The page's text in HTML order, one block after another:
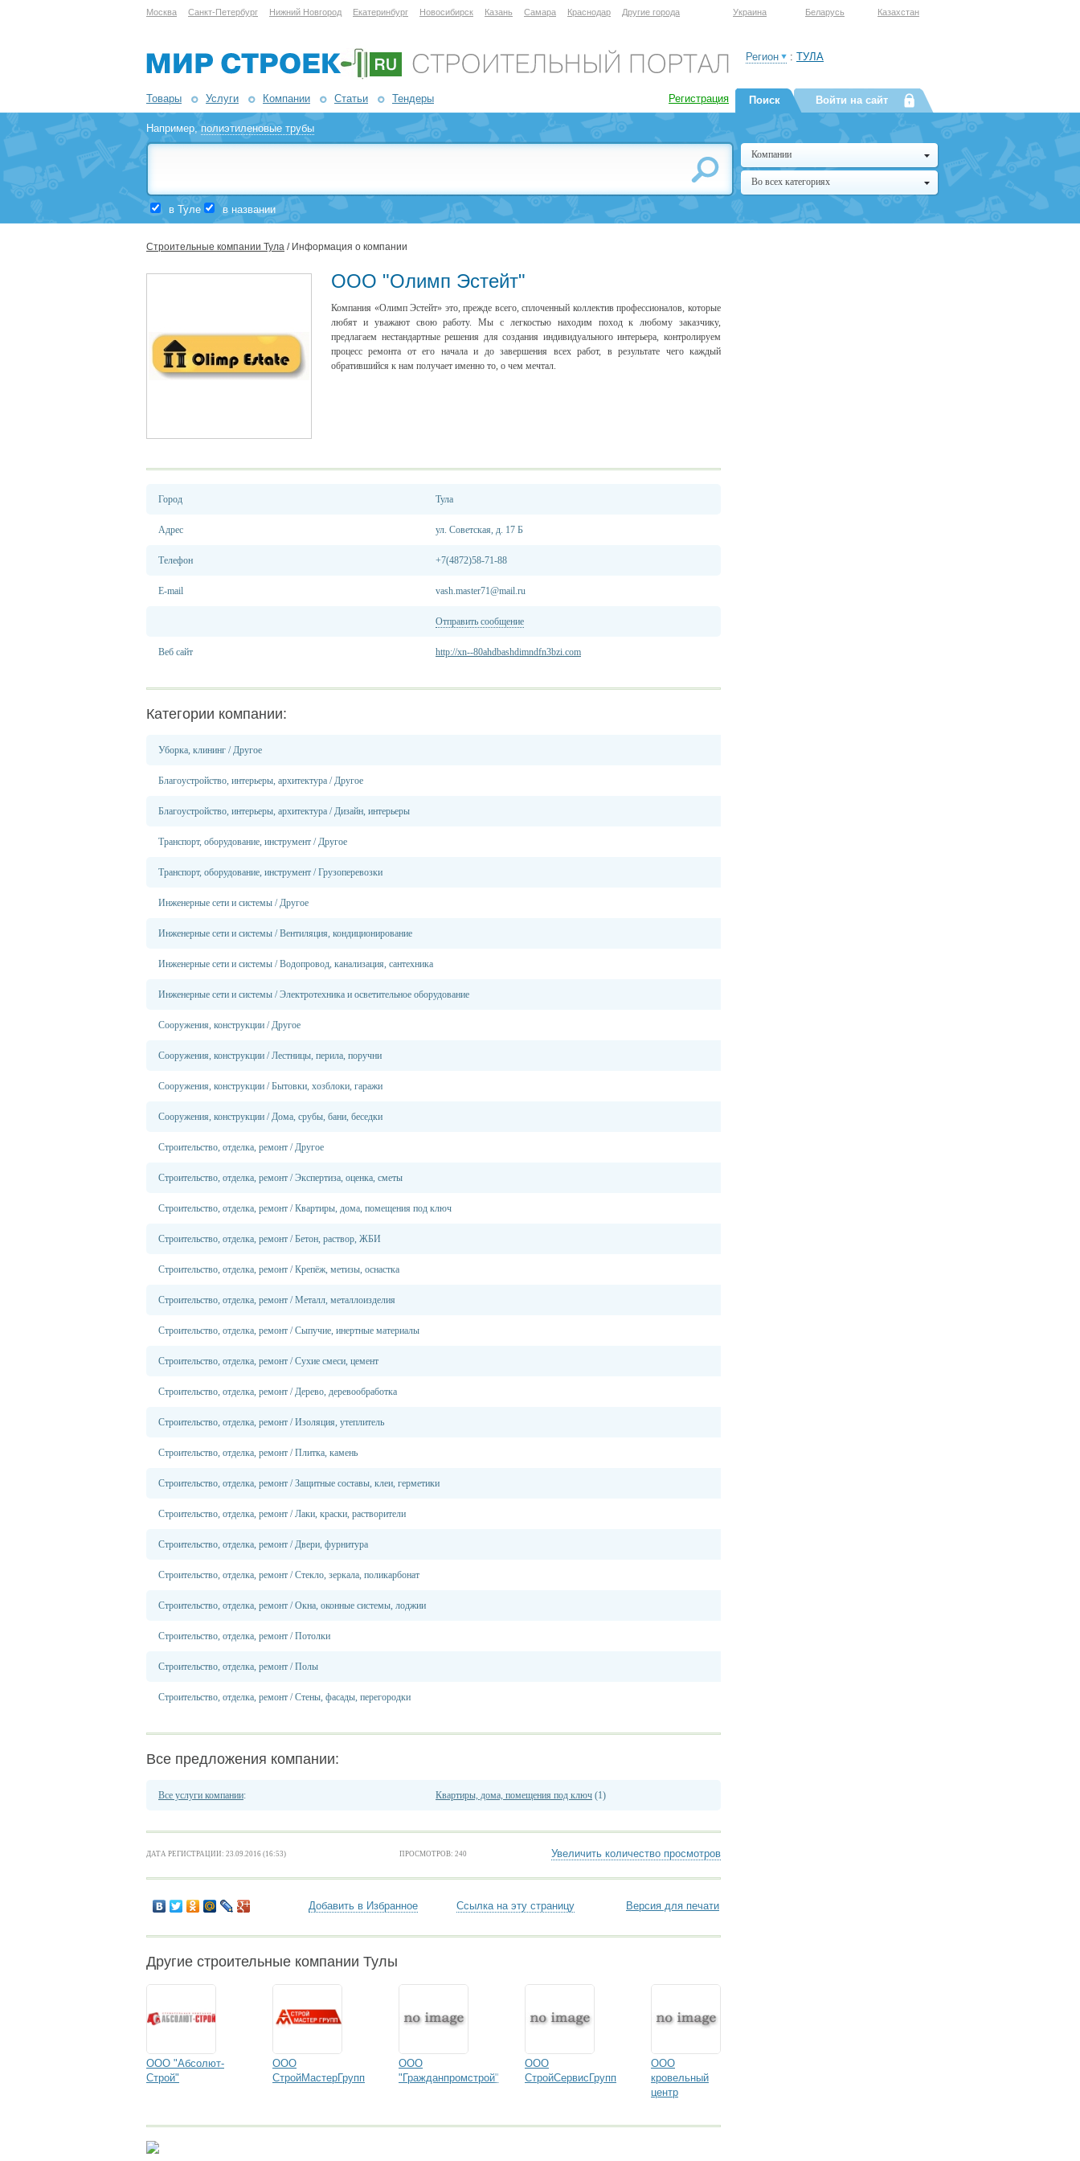
Москва Санкт-Петербург Нижний Новгород Екатеринбург Новосибирск Казань Самара Краснодар Другие города Украина Беларусь Казахстан
Товары Услуги Компании Статьи Тендеры Регистрация
Регион : ТУЛА
Например,полиэтиленовые трубы
в Туле в названии
Поиск Войти на сайт
Компании
Во всех категориях
Строительные компании Тула / Информация о компании
ООО "Олимп Эстейт"
Компания «Олимп Эстейт» это, прежде всего, сплоченный коллектив профессионалов, которые
любят и уважают свою работу. Мы с легкостью находим поход к любому заказчику,
предлагаем нестандартные решения для создания индивидуального интерьера, контролируем
процесс ремонта от его начала и до завершения всех работ, в результате чего каждый
обратившийся к нам получает именно то, о чем мечтал.
Город Тула
Адрес ул. Советская, д. 17 Б
Телефон +7(4872)58-71-88
E-mail vash.master71@mail.ru
Отправить сообщение
Веб сайт http://xn--80ahdbashdimndfn3bzi.com
Категории компании:
Уборка, клининг /Другое
Благоустройство, интерьеры, архитектура /Другое
Благоустройство, интерьеры, архитектура /Дизайн, интерьеры
Транспорт, оборудование, инструмент /Другое
Транспорт, оборудование, инструмент /Грузоперевозки
Инженерные сети и системы /Другое
Инженерные сети и системы /Вентиляция, кондиционирование
Инженерные сети и системы /Водопровод, канализация, сантехника
Инженерные сети и системы /Электротехника и осветительное оборудование
Сооружения, конструкции /Другое
Сооружения, конструкции /Лестницы, перила, поручни
Сооружения, конструкции /Бытовки, хозблоки, гаражи
Сооружения, конструкции /Дома, срубы, бани, беседки
Строительство, отделка, ремонт /Другое
Строительство, отделка, ремонт /Экспертиза, оценка, сметы
Строительство, отделка, ремонт /Квартиры, дома, помещения под ключ
Строительство, отделка, ремонт /Бетон, раствор, ЖБИ
Строительство, отделка, ремонт /Крепёж, метизы, оснастка
Строительство, отделка, ремонт /Металл, металлоизделия
Строительство, отделка, ремонт /Сыпучие, инертные материалы
Строительство, отделка, ремонт /Сухие смеси, цемент
Строительство, отделка, ремонт /Дерево, деревообработка
Строительство, отделка, ремонт /Изоляция, утеплитель
Строительство, отделка, ремонт /Плитка, камень
Строительство, отделка, ремонт /Защитные составы, клеи, герметики
Строительство, отделка, ремонт /Лаки, краски, растворители
Строительство, отделка, ремонт /Двери, фурнитура
Строительство, отделка, ремонт /Стекло, зеркала, поликарбонат
Строительство, отделка, ремонт /Окна, оконные системы, лоджии
Строительство, отделка, ремонт /Потолки
Строительство, отделка, ремонт /Полы
Строительство, отделка, ремонт /Стены, фасады, перегородки
Все предложения компании:
Все услуги компании: Квартиры, дома, помещения под ключ (1)
ДАТА РЕГИСТРАЦИИ: 23.09.2016 (16:53) ПРОСМОТРОВ: 240 Увеличить количество просмотров
Добавить в Избранное Ссылка на эту страницу Версия для печати
Другие строительные компании Тулы
ООО "Абсолют-
Строй"
ООО
СтройМастерГрупп
ООО
"Гражданпромстрой"
ООО
СтройСервисГрупп
ООО
кровельный
центр